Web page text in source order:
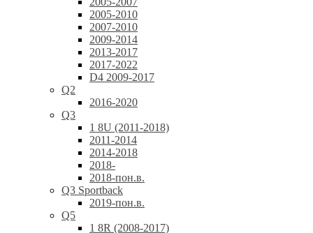
2005-2010
2007-2010
2009-2014
2013-2017
2017-2022
D4 2009-2017
Q2
2016-2020
Q3
1 8U (2011-2018)
2011-2014
2014-2018
2018-
2018-пон.в.
Q3 Sportback
2019-пон.в.
Q5
1 8R (2008-2017)